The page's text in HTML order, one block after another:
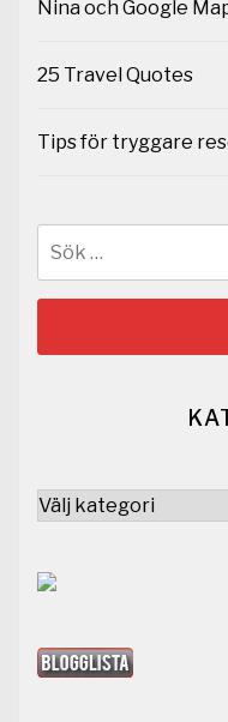
Nina och Google
25 Travel Quotes
Tips för tryggare
Kategorier